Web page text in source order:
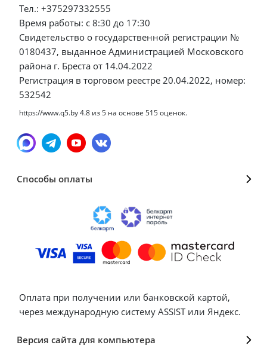
Тел.: +375297332555
Время работы: с 8:30 до 17:30
Свидетельство о государственной регистрации №
0180437, выданное Администрацией Московского
района г. Бреста от 14.04.2022
Регистрация в торговом реестре 20.04.2022, номер:
532542
https://www.q5.by4.8 из5 на основе 515оценок.
Способы оплаты
Оплата при получении или банковской картой,
через международную систему ASSIST или Яндекс.
Версия сайта для компьютера